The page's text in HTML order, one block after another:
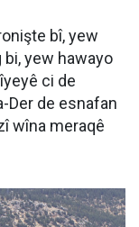
bî, yew
yew hawayo
ci de
Der de esnafan
wîna meraqê